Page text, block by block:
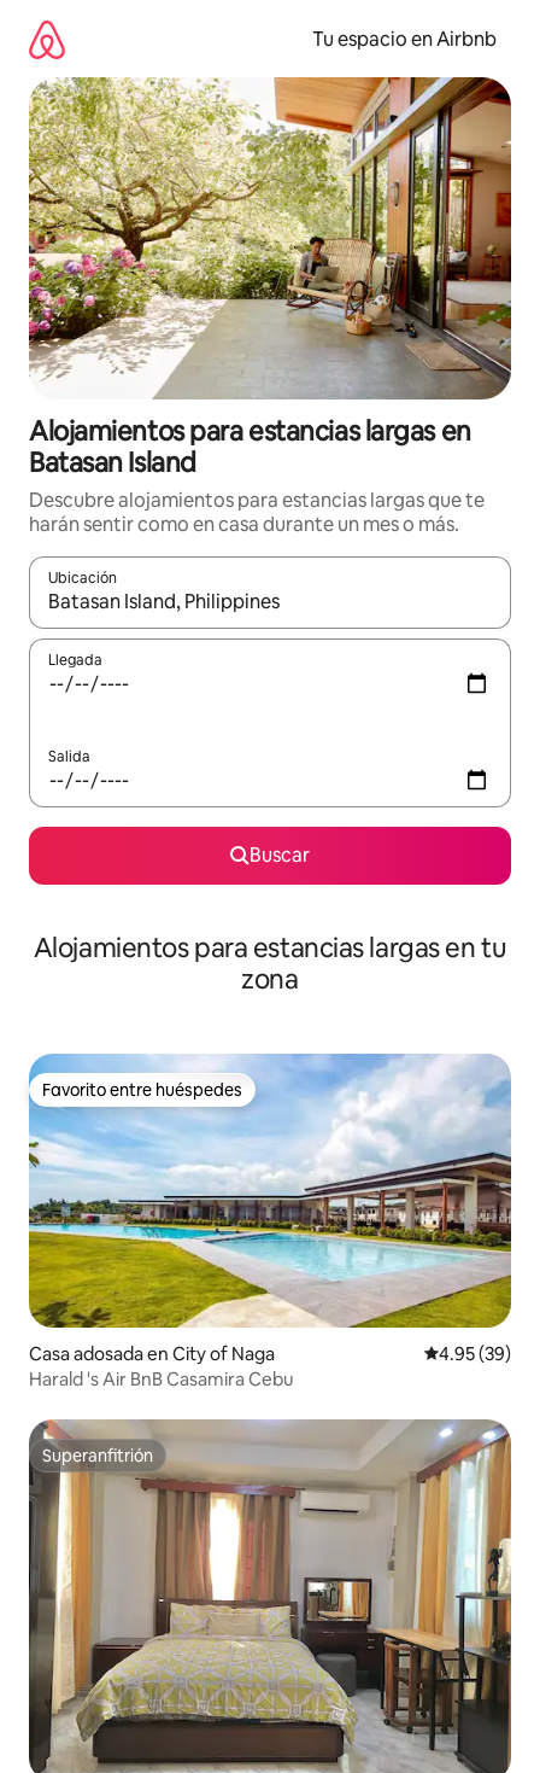
contenido
Tu espacio en Airbnb
Alojamientos para estancias largas en
Batasan Island
Descubre alojamientos para estancias largas que te
harán sentir como en casa durante un mes o más.
Ubicación
Cuando los resultados estén disponibles, podrás navegar
Llegada
Salida
Buscar
Alojamientos para estancias largas en tu
zona
Favorito entre huéspedes
Favorito entre huéspedes
Casa adosada en City of Naga Calificación
4.95 (39)
Harald 's Air BnB Casamira Cebu
Superanfitrión
Superanfitrión